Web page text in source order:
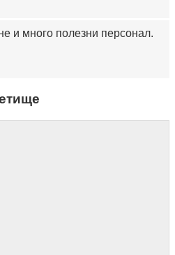
и много полезни персонал.